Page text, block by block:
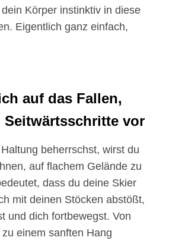
Körper instinktiv in diese
Eigentlich ganz einfach,
Seitwärtsschritte vor
beherrschst, wirst du
auf flachem Gelände zu
dass du deine Skier
mit deinen Stöcken abstößt,
und dich fortbewegst. Von
einem sanften Hang